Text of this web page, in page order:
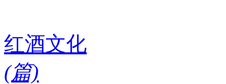
红酒文化
(篇)